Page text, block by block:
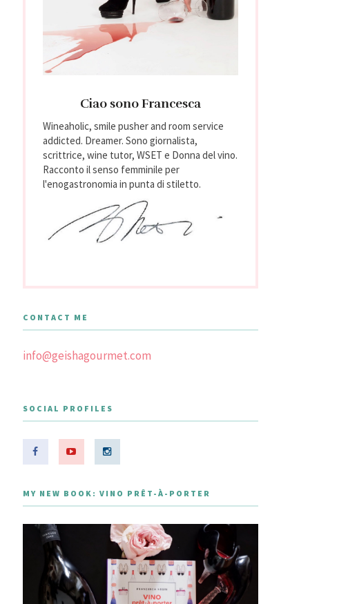
Ciao sono Francesca
Wineaholic, smile pusher and room service
addicted. Dreamer. Sono giornalista,
scrittrice, wine tutor, WSET e Donna del vino.
Racconto il senso femminile per
l'enogastronomia in punta di stiletto.
CONTACT ME
info@geishagourmet.com
SOCIAL PROFILES
MY NEW BOOK: VINO PRÊT-À-PORTER